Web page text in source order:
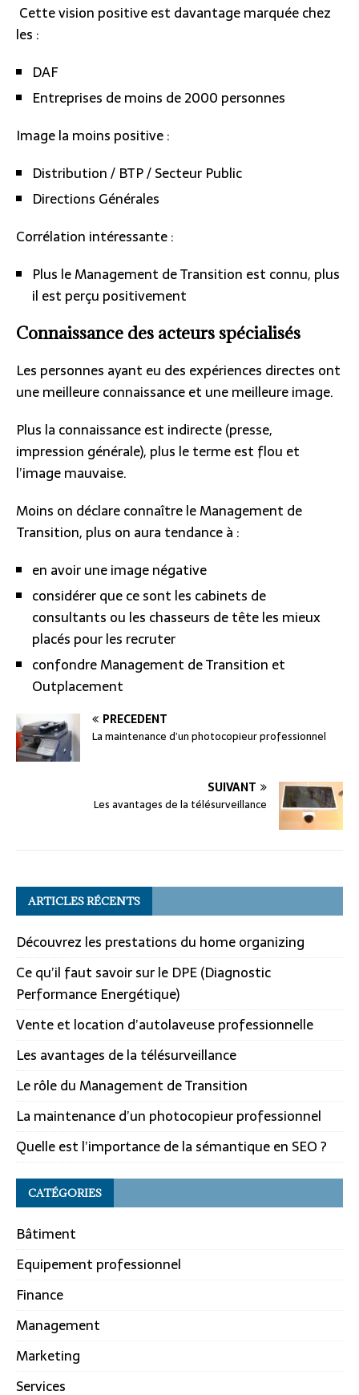
Cette vision positive est davantage marquée chez
les :
DAF
Entreprises de moins de 2000 personnes
Image la moins positive :
Distribution / BTP / Secteur Public
Directions Générales
Corrélation intéressante :
Plus le Management de Transition est connu, plus
il est perçu positivement
Connaissance des acteurs spécialisés
Les personnes ayant eu des expériences directes ont
une meilleure connaissance et une meilleure image.
Plus la connaissance est indirecte (presse,
impression générale), plus le terme est flou et
l’image mauvaise.
Moins on déclare connaître le Management de
Transition, plus on aura tendance à :
en avoir une image négative
considérer que ce sont les cabinets de
consultants ou les chasseurs de tête les mieux
placés pour les recruter
confondre Management de Transition et
Outplacement
PRÉCÉDENT
La maintenance d’un photocopieur professionnel
SUIVANT
Les avantages de la télésurveillance
ARTICLES RÉCENTS
Découvrez les prestations du home organizing
Ce qu’il faut savoir sur le DPE (Diagnostic
Performance Energétique)
Vente et location d’autolaveuse professionnelle
Les avantages de la télésurveillance
Le rôle du Management de Transition
La maintenance d’un photocopieur professionnel
Quelle est l’importance de la sémantique en SEO ?
CATÉGORIES
Bâtiment
Equipement professionnel
Finance
Management
Marketing
Services